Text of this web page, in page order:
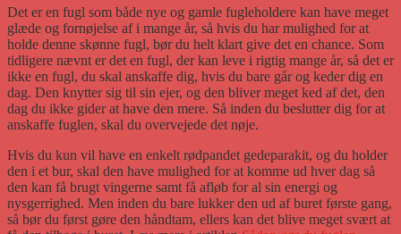
Det er en fugl som både nye og gamle fugleholdere kan have meget
glæde og fornøjelse af i mange år, så hvis du har mulighed for at
holde denne skønne fugl, bør du helt klart give det en chance. Som
tidligere nævnt er det en fugl, der kan leve i rigtig mange år, så det er
ikke en fugl, du skal anskaffe dig, hvis du bare går og keder dig en
dag. Den knytter sig til sin ejer, og den bliver meget ked af det, den
dag du ikke gider at have den mere. Så inden du beslutter dig for at
anskaffe fuglen, skal du overvejede det nøje.
Hvis du kun vil have en enkelt rødpandet gedeparakit, og du holder
den i et bur, skal den have mulighed for at komme ud hver dag så
den kan få brugt vingerne samt få afløb for al sin energi og
nysgerrighed. Men inden du bare lukker den ud af buret første gang,
så bør du først gøre den håndtam, ellers kan det blive meget svært at